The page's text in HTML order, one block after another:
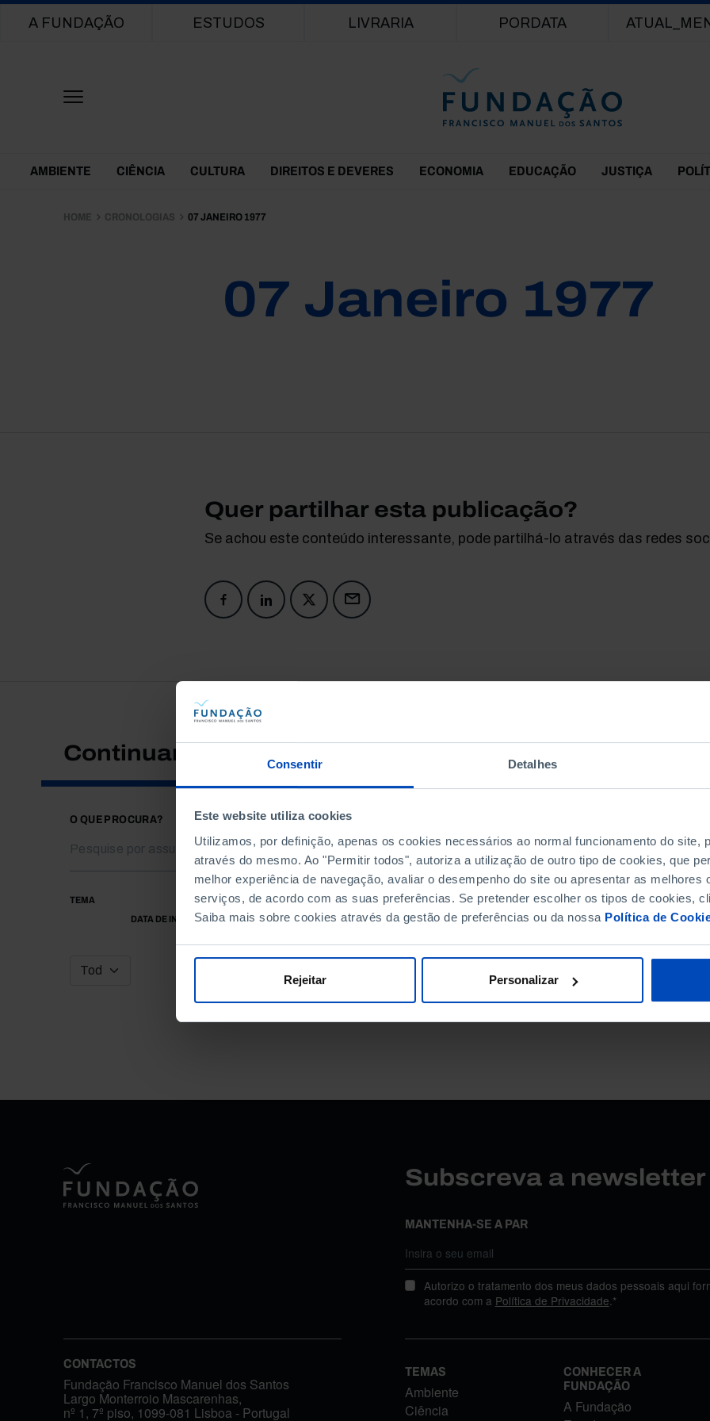
Consentir Detalhes
Este website utiliza cookies
Utilizamos, por definição, apenas os cookies necessários ao normal funcionamento do site,
através do mesmo. Ao "Permitir todos", autoriza a utilização de outro tipo de cookies, que
melhor experiência de navegação, avaliar o desempenho do site ou apresentar as melhores
serviços, de acordo com as suas preferências. Se pretender escolher os tipos de cookies,
Saiba mais sobre cookies através da gestão de preferências ou da nossa Política de
Rejeitar Personalizar
Main navigation
A FUNDAÇÃO ESTUDOS LIVRARIA PORDATA
Themes Menu
AMBIENTE CIÊNCIA CULTURA DIREITOS E DEVERES ECONOMIA EDUCAÇÃO JUSTIÇA
HOME CRONOLOGIAS 07 JANEIRO 1977
07 Janeiro 1977
Quer partilhar esta publicação?
Se achou este conteúdo interessante, pode partilhá-lo através das redes
Continuar a pesquisar
O QUE PROCURA?
TEMA
DATA DE INÍCIO
DATA DE FIM
Subscreva a
MANTENHA-SE A PAR
Autorizo o tratamento dos meus dados pessoais aqui
acordo com a Política de Privacidade.*
CONTACTOS
Fundação Francisco Manuel dos Santos
Largo Monterroio Mascarenhas,
nº 1, 7º piso, 1099-081 Lisboa - Portugal
TEMAS
Ambiente
Ciência
CONHECER A
FUNDAÇÃO
A Fundação